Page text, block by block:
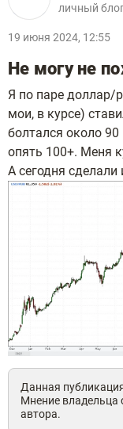
личный
19 июня 2024, 12:55
Не могу не
Я по паре доллар/
мои, в курсе)
болтался около
опять 100+. Меня
А сегодня сделали
Данная
Мнение владельца
автора.